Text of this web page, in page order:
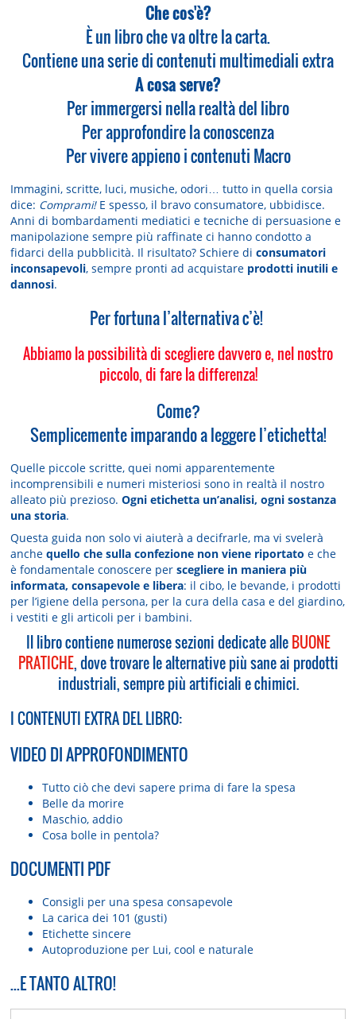
Che cos'è?
È un libro che va oltre la carta.
Contiene una serie di contenuti multimediali extra
A cosa serve?
Per immergersi nella realtà del libro
Per approfondire la conoscenza
Per vivere appieno i contenuti Macro
Immagini, scritte, luci, musiche, odori… tutto in quella corsia
dice: Comprami!E spesso, il bravo consumatore, ubbidisce.
Anni di bombardamenti mediatici e tecniche di persuasione e
manipolazione sempre più raffinate ci hanno condotto a
fidarci della pubblicità. Il risultato? Schiere diconsumatori
inconsapevoli, sempre pronti ad acquistare prodotti inutili e
dannosi.
Per fortuna l’alternativa c’è!
Abbiamo la possibilità di scegliere davvero e, nel nostro
piccolo, di fare la differenza!
Come?
Semplicemente imparando a leggere l’etichetta!
Quelle piccole scritte, quei nomi apparentemente
incomprensibili e numeri misteriosi sono in realtà il nostro
alleato più prezioso.Ogni etichetta un’analisi, ogni sostanza
una storia.
Questa guida non solo vi aiuterà a decifrarle, ma vi svelerà
anchequello che sulla confezione non viene riportato e che
è fondamentale conoscere perscegliere in maniera più
informata, consapevole e libera: il cibo, le bevande, i prodotti
per l’igiene della persona, per la cura della casa e del giardino,
i vestiti e gli articoli per i bambini.
Il libro contiene numerose sezioni dedicate alleBUONE
PRATICHE, dove trovare le alternative più sane ai prodotti
industriali, sempre più artificiali e chimici.
I CONTENUTI EXTRA DEL LIBRO:
VIDEO DI APPROFONDIMENTO
Tutto ciò che devi sapere prima di fare la spesa
Belle da morire
Maschio, addio
Cosa bolle in pentola?
DOCUMENTI PDF
Consigli per una spesa consapevole
La carica dei 101 (gusti)
Etichette sincere
Autoproduzione per Lui, cool e naturale
...E TANTO ALTRO!